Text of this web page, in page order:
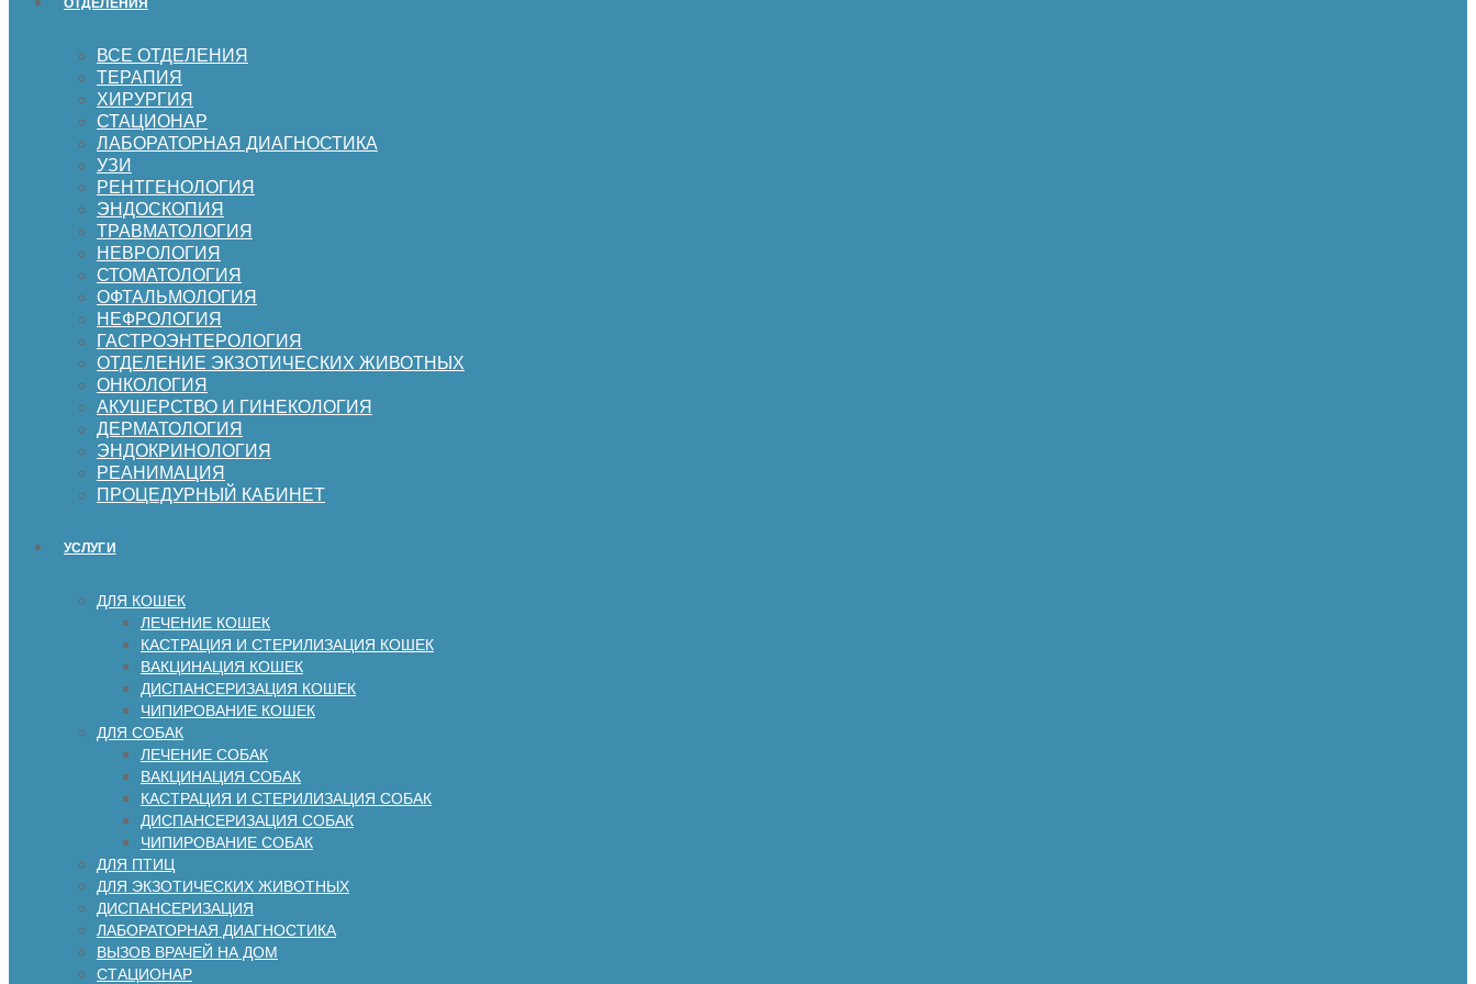
ВСЕ ОТДЕЛЕНИЯ
ТЕРАПИЯ
ХИРУРГИЯ
СТАЦИОНАР
ЛАБОРАТОРНАЯ ДИАГНОСТИКА
УЗИ
РЕНТГЕНОЛОГИЯ
ЭНДОСКОПИЯ
ТРАВМАТОЛОГИЯ
НЕВРОЛОГИЯ
СТОМАТОЛОГИЯ
ОФТАЛЬМОЛОГИЯ
НЕФРОЛОГИЯ
ГАСТРОЭНТЕРОЛОГИЯ
ОТДЕЛЕНИЕ ЭКЗОТИЧЕСКИХ ЖИВОТНЫХ
ОНКОЛОГИЯ
АКУШЕРСТВО И ГИНЕКОЛОГИЯ
ДЕРМАТОЛОГИЯ
ЭНДОКРИНОЛОГИЯ
РЕАНИМАЦИЯ
ПРОЦЕДУРНЫЙ КАБИНЕТ
УСЛУГИ
ДЛЯ КОШЕК
ЛЕЧЕНИЕ КОШЕК
КАСТРАЦИЯ И СТЕРИЛИЗАЦИЯ КОШЕК
ВАКЦИНАЦИЯ КОШЕК
ДИСПАНСЕРИЗАЦИЯ КОШЕК
ЧИПИРОВАНИЕ КОШЕК
ДЛЯ СОБАК
ЛЕЧЕНИЕ СОБАК
ВАКЦИНАЦИЯ СОБАК
КАСТРАЦИЯ И СТЕРИЛИЗАЦИЯ СОБАК
ДИСПАНСЕРИЗАЦИЯ СОБАК
ЧИПИРОВАНИЕ СОБАК
ДЛЯ ПТИЦ
ДЛЯ ЭКЗОТИЧЕСКИХ ЖИВОТНЫХ
ДИСПАНСЕРИЗАЦИЯ
ЛАБОРАТОРНАЯ ДИАГНОСТИКА
ВЫЗОВ ВРАЧЕЙ НА ДОМ
СТАЦИОНАР